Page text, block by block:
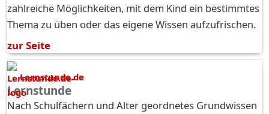
zahlreiche Möglichkeiten, mit dem Kind ein bestimmtes
Thema zu üben oder das eigene Wissen aufzufrischen.
zur Seite
Lernstunde.de
Lernstunde
Nach Schulfächern und Alter geordnetes Grundwissen